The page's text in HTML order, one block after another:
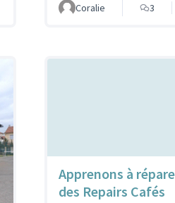
Coralie 3
Apprenons à
des Repairs Cafés